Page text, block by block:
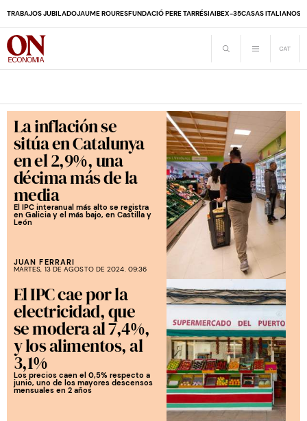
TRABAJOS JUBILADOJAUME ROURESFUNDACIÓ PERE TARRÉSIAIBEX-35CASAS ITALIANOS
La inflación se
sitúa en Catalunya
en el 2,9%, una
décima más de la
media
El IPC interanual más alto se registra
en Galicia y el más bajo, en Castilla y
León
JUAN FERRARI
MARTES, 13 DE AGOSTO DE 2024. 09:36
El IPC cae por la
electricidad, que
se modera al 7,4%,
y los alimentos, al
3,1%
Los precios caen el 0,5% respecto a
junio, uno de los mayores descensos
mensuales en 2 años